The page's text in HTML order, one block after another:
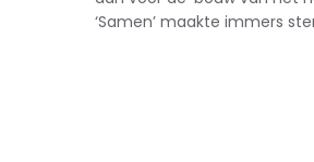
‘Samen’ maakte immers